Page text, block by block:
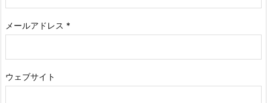
メールアドレス *
ウェブサイト